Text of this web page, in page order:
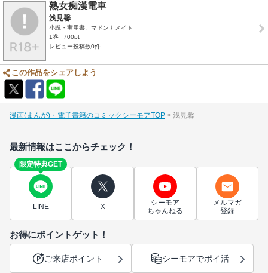
熟女痴漢電車
浅見馨
小説・実用書、マドンナメイト
1巻
700pt
レビュー投稿数0件
この作品をシェアしよう
漫画(まんが)・電子書籍のコミックシーモアTOP 浅見馨
最新情報はここからチェック！
限定特典GET
LINE X
シーモア
ちゃんねる
メルマガ
登録
お得にポイントゲット！
ご来店ポイント シーモアでポイ活